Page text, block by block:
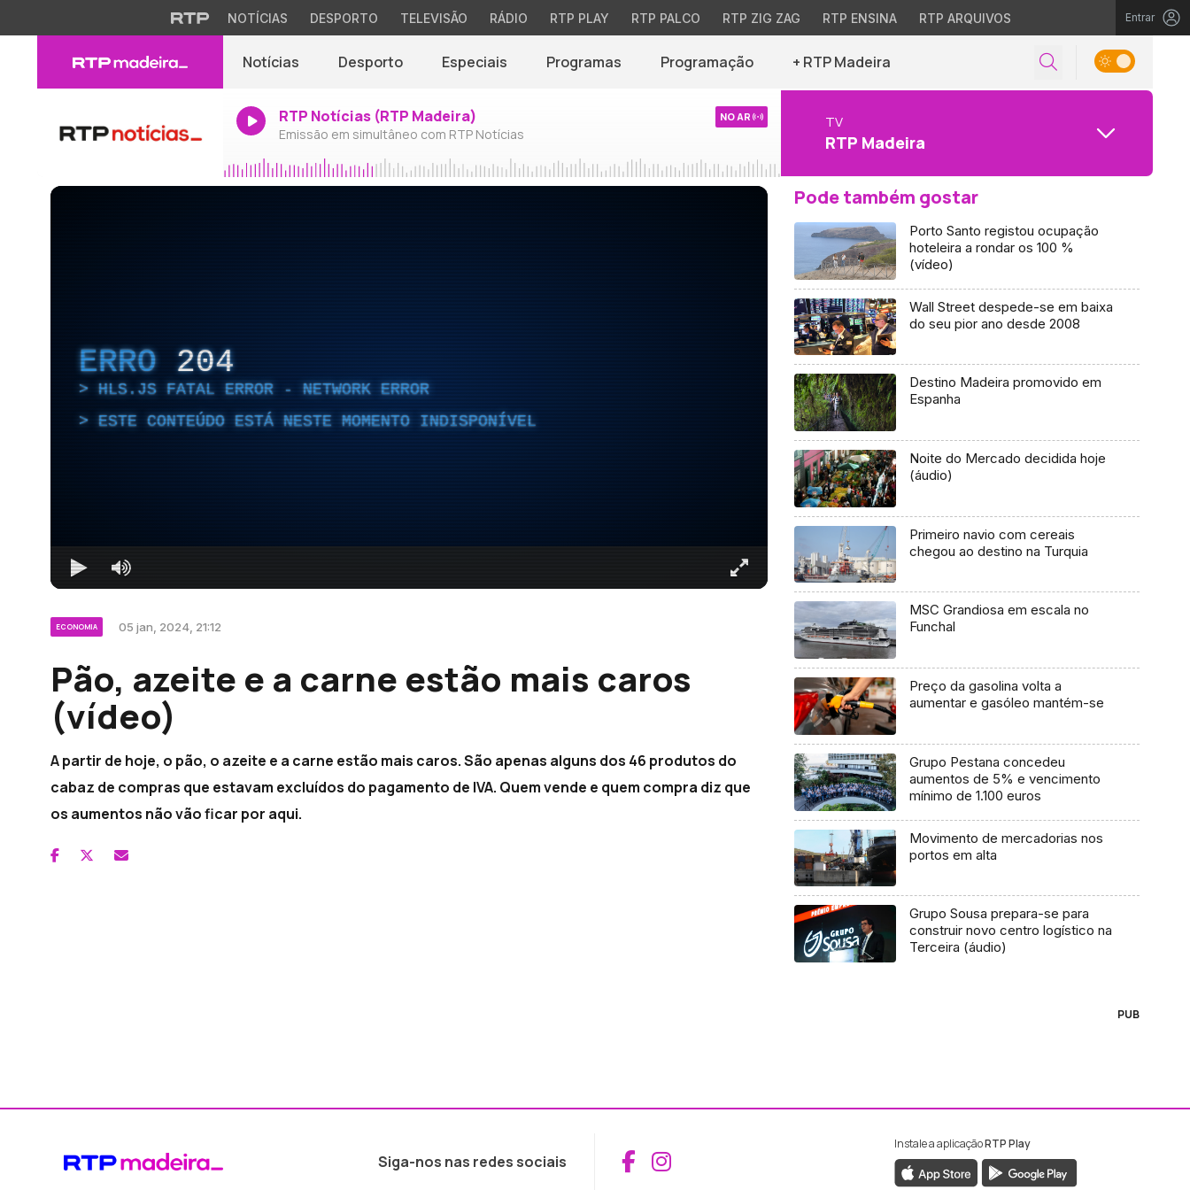
NOTÍCIAS DESPORTO TELEVISÃO RÁDIO RTP PLAY RTP PALCO RTP ZIG ZAG RTP ENSINA RTP ARQUIVOS Entrar
Notícias Desporto Especiais Programas Programação + RTP Madeira
RTP Notícias (RTP Madeira)
Emissão em simultâneo com RTP Notícias
NO AR TV
RTP Madeira
ERRO 204
HLS.JS FATAL ERROR - NETWORK ERROR
ESTE CONTEÚDO ESTÁ NESTE MOMENTO INDISPONÍVEL
ECONOMIA 05 jan, 2024, 21:12
Pão, azeite e a carne estão mais caros
(vídeo)
A partir de hoje, o pão, o azeite e a carne estão mais caros. São apenas alguns dos 46 produtos do
cabaz de compras que estavam excluídos do pagamento de IVA. Quem vende e quem compra diz que
os aumentos não vão ficar por aqui.
Pode também gostar
Porto Santo registou ocupação
hoteleira a rondar os 100 %
(vídeo)
Wall Street despede-se em baixa
do seu pior ano desde 2008
Destino Madeira promovido em
Espanha
Noite do Mercado decidida hoje
(áudio)
Primeiro navio com cereais
chegou ao destino na Turquia
MSC Grandiosa em escala no
Funchal
Preço da gasolina volta a
aumentar e gasóleo mantém-se
Grupo Pestana concedeu
aumentos de 5% e vencimento
mínimo de 1.100 euros
Movimento de mercadorias nos
portos em alta
Grupo Sousa prepara-se para
construir novo centro logístico na
Terceira (áudio)
PUB
Siga-nos nas redes sociais Aceder ao Facebook da RTP Madeira
Aceder ao Instagram da RTP Madeira
Instale a aplicaçãoRTP Play